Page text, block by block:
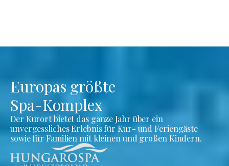
Europas größte
Spa-Komplex
Der Kurort bietet das ganze Jahr über ein
unvergessliches Erlebnis für Kur- und Feriengäste
sowie für Familien mit kleinen und großen Kindern.